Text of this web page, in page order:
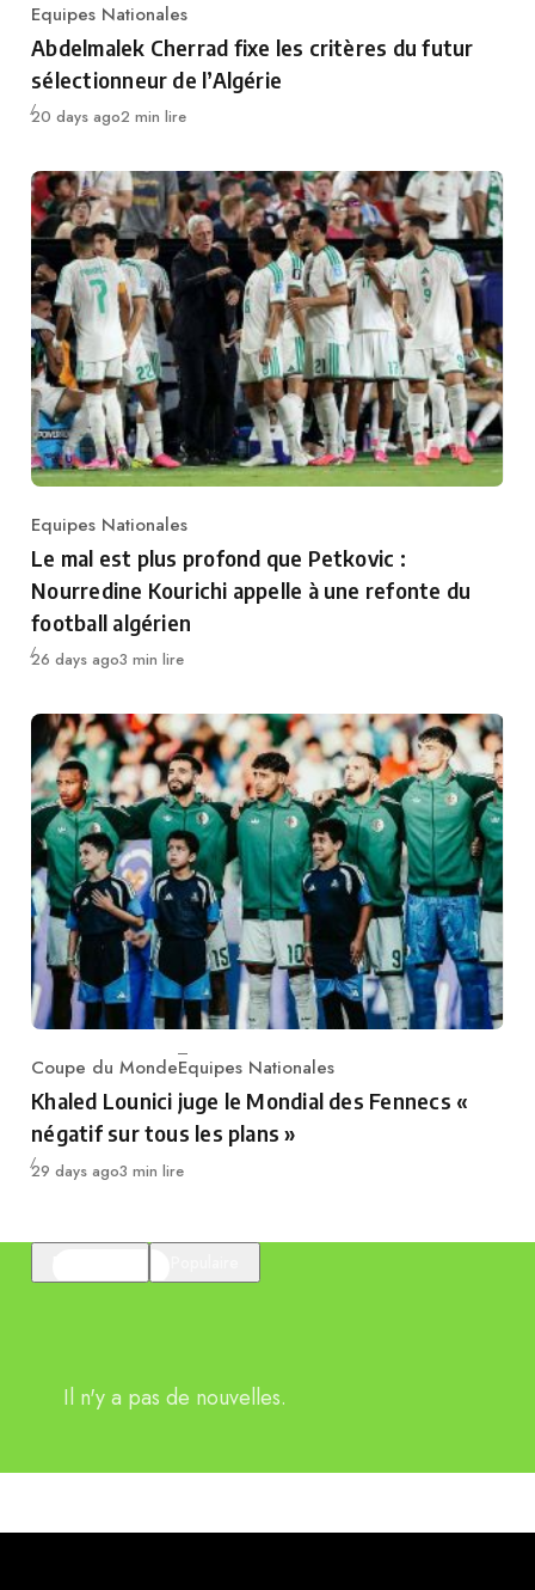
Category
Equipes Nationales
Abdelmalek Cherrad fixe les critères du futur
sélectionneur de l’Algérie
Publié
20 days ago2 min lire
Category
Equipes Nationales
Le mal est plus profond que Petkovic :
Nourredine Kourichi appelle à une refonte du
football algérien
Publié
26 days ago3 min lire
Category
Coupe du MondeEquipes Nationales
Khaled Lounici juge le Mondial des Fennecs «
négatif sur tous les plans »
Publié
29 days ago3 min lire
Il n'y a pas de nouvelles.